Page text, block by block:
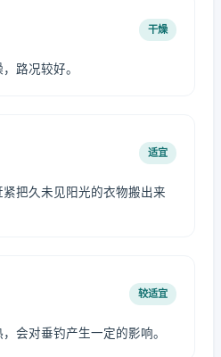
干燥
路况较好。
适宜
把久未见阳光的衣物搬出来
较适宜
会对垂钓产生一定的影响。